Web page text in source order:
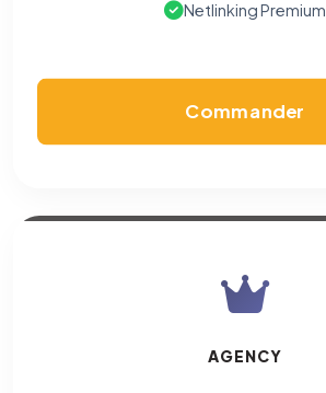
Netlinking Premium
Commander
AGENCY